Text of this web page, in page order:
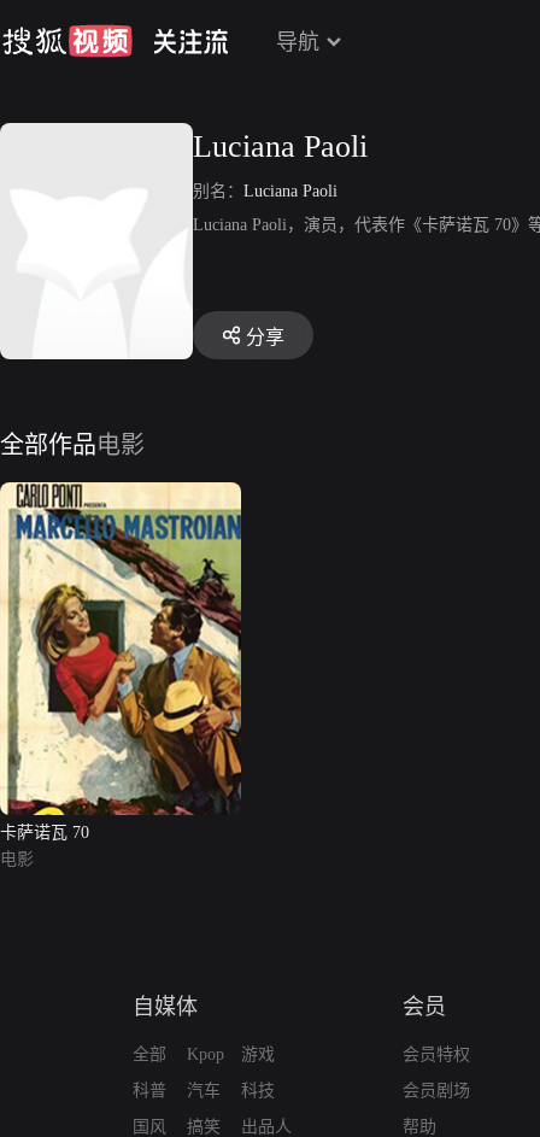
导航
Luciana Paoli
别名： Luciana Paoli
Luciana Paoli，演员，代表作《卡萨诺瓦 70》
分享
全部作品电影
卡萨诺瓦 70
电影
自媒体
全部
科普
国风
Kpop
汽车
搞笑
游戏
科技
出品人
会员
会员特权
会员剧场
帮助